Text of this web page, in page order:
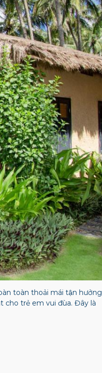
toàn thoải mái tận hưởng
cho trẻ em vui đùa. Đây là